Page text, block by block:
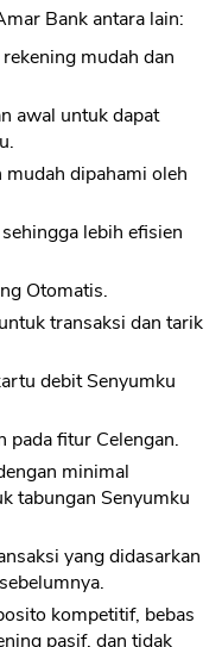
Bank antara lain:
mudah dan
awal untuk dapat
dipahami oleh
lebih efisien
Otomatis.
transaksi dan tarik
debit Senyumku
pada fitur Celengan.
minimal
tabungan Senyumku
yang didasarkan
kompetitif, bebas
pasif, dan tidak